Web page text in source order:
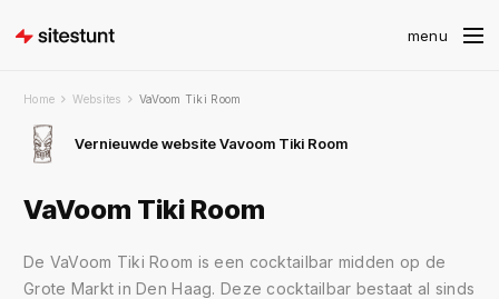
Home Websites VaVoom Tiki Room
Vernieuwde website Vavoom Tiki Room
VaVoom Tiki Room
De VaVoom Tiki Room is een cocktailbar midden op de
Grote Markt in Den Haag. Deze cocktailbar bestaat al sinds